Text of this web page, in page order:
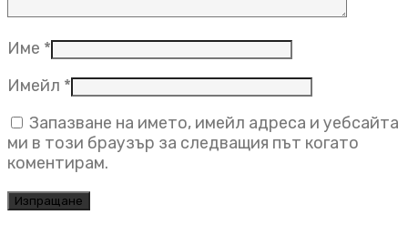
Име *
Имейл *
Запазване на името, имейл адреса и уебсайта
ми в този браузър за следващия път когато
коментирам.